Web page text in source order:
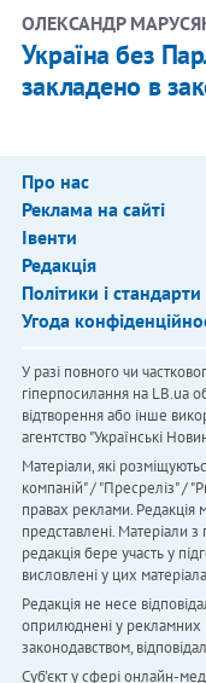
ОЛЕКСАНДР
Україна без
закладено в
Про нас
Реклама на сайті
Івенти
Редакція
Політики і стандарти
Угода
У разі повного чи
гіперпосилання на LB.ua
відтворення або інше
агентство "Українськi
Матеріали, які
компаній" / "Пресреліз" /
правах реклами. Редакція
представлені.
редакція бере участь у
висловлені у цих
Редакція не несе
оприлюднені у рекламних
законодавством,
Cуб'єкт у сфері онлайн-